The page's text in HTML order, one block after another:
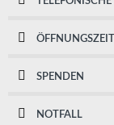
SPENDEN
NOTFALL